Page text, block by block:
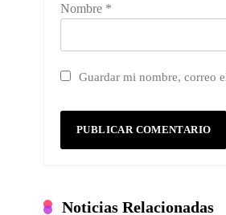
Nombre *
Guardar mi nombre, correo
Noticias Relacionadas